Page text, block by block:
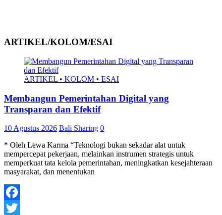
ARTIKEL/KOLOM/ESAI
ARTIKEL • KOLOM • ESAI
Membangun Pemerintahan Digital yang
Transparan dan Efektif
10 Agustus 2026 Bali Sharing 0
* Oleh Lewa Karma “Teknologi bukan sekadar alat untuk
mempercepat pekerjaan, melainkan instrumen strategis untuk
memperkuat tata kelola pemerintahan, meningkatkan kesejahteraan
masyarakat, dan menentukan
Facebook